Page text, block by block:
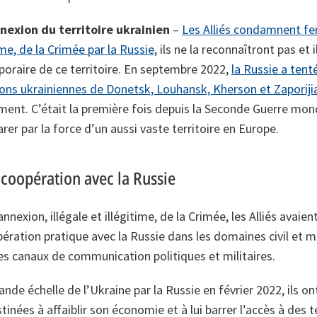
du territoire ukrainien – Les Alliés condamnent
de la Crimée par la Russie, ils ne la reconnaîtront pas et
de ce territoire. En septembre 2022, la Russie a
ukrainiennes de Donetsk, Louhansk, Kherson et
C’était la première fois depuis la Seconde Guerre
par la force d’un aussi vaste territoire en Europe.
avec la Russie
illégale et illégitime, de la Crimée, les Alliés
pratique avec la Russie dans les domaines civil et
canaux de communication politiques et militaires.
échelle de l’Ukraine par la Russie en février 2022, ils
à affaiblir son économie et à lui barrer l’accès à des